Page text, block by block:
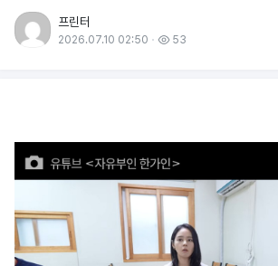
프린터
2026.07.10 02:50 53